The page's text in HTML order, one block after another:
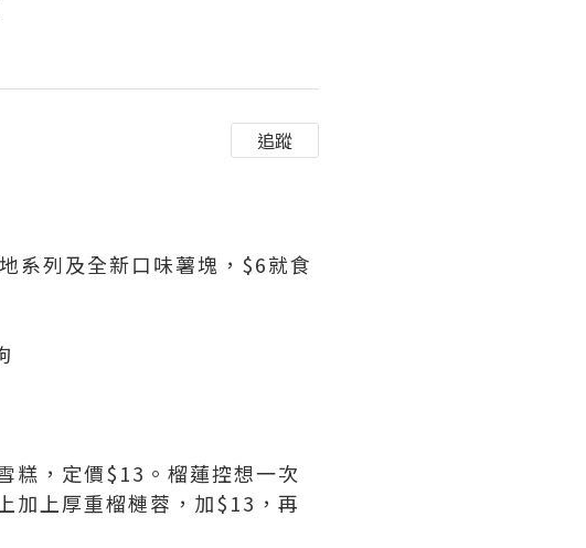
追蹤
系列及全新口味薯塊，$6就食
糕，定價$13。榴蓮控想一次
加上厚重榴槤蓉，加$13，再